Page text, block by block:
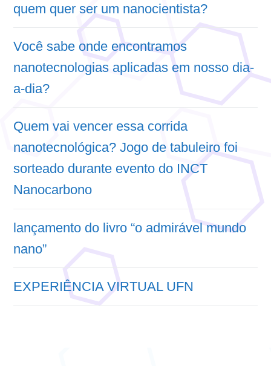
quem quer ser um nanocientista?
Você sabe onde encontramos
nanotecnologias aplicadas em nosso dia-
a-dia?
Quem vai vencer essa corrida
nanotecnológica? Jogo de tabuleiro foi
sorteado durante evento do INCT
Nanocarbono
lançamento do livro “o admirável mundo
nano”
EXPERIÊNCIA VIRTUAL UFN